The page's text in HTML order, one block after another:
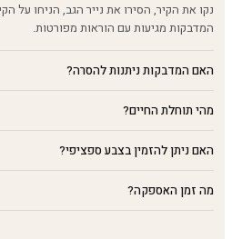
נקו את הקיר, הסירו את נייר הגב, הניחו על
המדבקות מגיעות עם הוראות מפורטות.
האם המדבקות ניתנות להסרה?
מהי תוחלת החיים?
האם ניתן להזמין בצבע ספציפי?
מה זמן האספקה?